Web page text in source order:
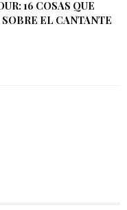
16 COSAS QUE
EL CANTANTE